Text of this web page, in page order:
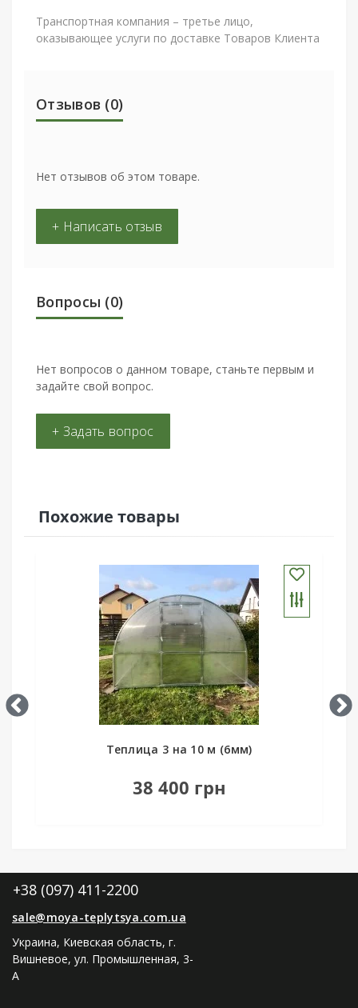
Транспортная компания – третье лицо,
оказывающее услуги по доставке Товаров Клиента
Отзывов (0)
Нет отзывов об этом товаре.
+ Написать отзыв
Вопросы (0)
Нет вопросов о данном товаре, станьте первым и
задайте свой вопрос.
+ Задать вопрос
Похожие товары
Теплица 3 на 10 м комби
18 500 грн
+38 (097) 411-2200
sale@moya-teplytsya.com.ua
Украина, Киевская область, г.
Вишневое, ул. Промышленная, 3-
А